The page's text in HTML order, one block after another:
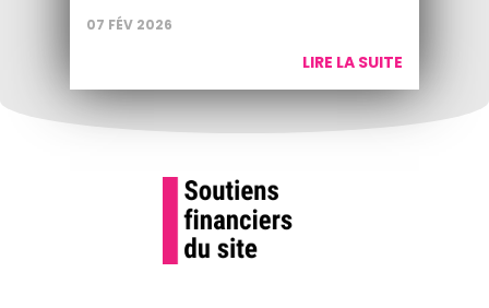
07 FÉV 2026
LIRE LA SUITE